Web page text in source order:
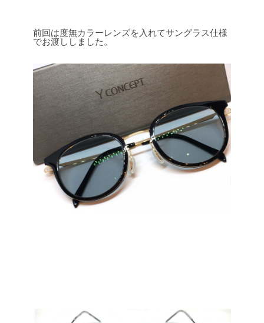
前回は度無カラーレンズを入れてサングラス仕様
でお渡ししました。